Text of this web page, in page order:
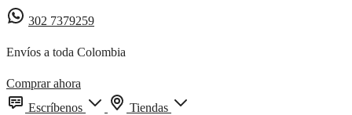
302 7379259
Envíos a toda Colombia
Comprar ahora
Escríbenos
Tiendas